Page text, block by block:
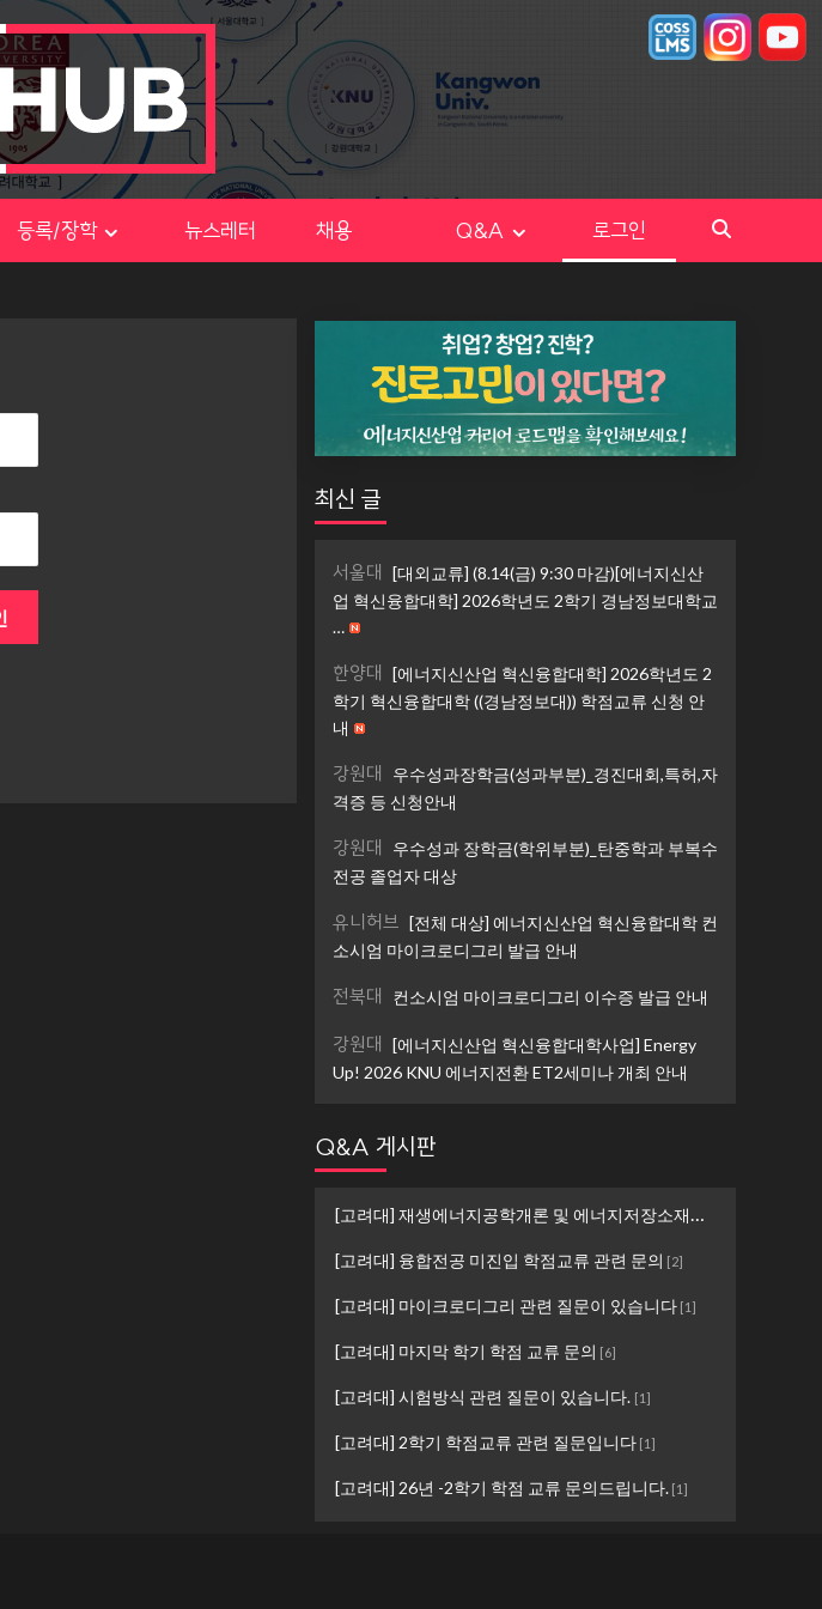
등록/장학 뉴스레터 채용 Q&A 로그인
최신 글
서울대
[대외교류] (8.14(금) 9:30 마감)[에너지신산
업 혁신융합대학] 2026학년도 2학기 경남정보대학교
…
한양대
[에너지신산업 혁신융합대학] 2026학년도 2
학기 혁신융합대학 ((경남정보대)) 학점교류 신청 안
내
강원대
우수성과장학금(성과부분)_경진대회,특허,자
격증 등 신청안내
강원대
우수성과 장학금(학위부분)_탄중학과 부복수
전공 졸업자 대상
유니허브 [전체 대상] 에너지신산업 혁신융합대학 컨
소시엄 마이크로디그리 발급 안내
전북대 컨소시엄 마이크로디그리 이수증 발급 안내
강원대
[에너지신산업 혁신융합대학사업] Energy
Up! 2026 KNU 에너지전환 ET2세미나 개최 안내
Q&A 게시판
[고려대] 재생에너지공학개론 및 에너지저장소재설계 ...
[고려대] 융합전공 미진입 학점교류 관련 문의 [2]
[고려대] 마이크로디그리 관련 질문이 있습니다[1]
[고려대] 마지막 학기 학점 교류 문의 [6]
[고려대] 시험방식 관련 질문이 있습니다. [1]
[고려대] 2학기 학점교류 관련 질문입니다[1]
[고려대] 26년 -2학기 학점 교류 문의드립니다.[1]